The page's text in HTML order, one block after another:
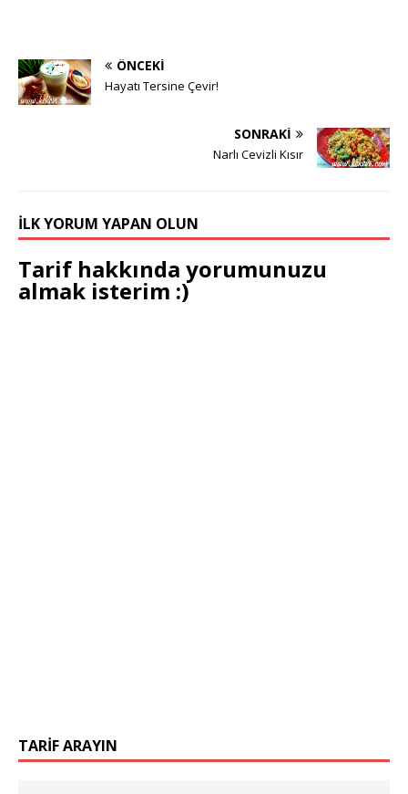
ÖNCEKI
Hayatı Tersine Çevir!
SONRAKI
Narlı Cevizli Kısır
İLK YORUM YAPAN OLUN
Tarif hakkında yorumunuzu
almak isterim :)
TARIF ARAYIN